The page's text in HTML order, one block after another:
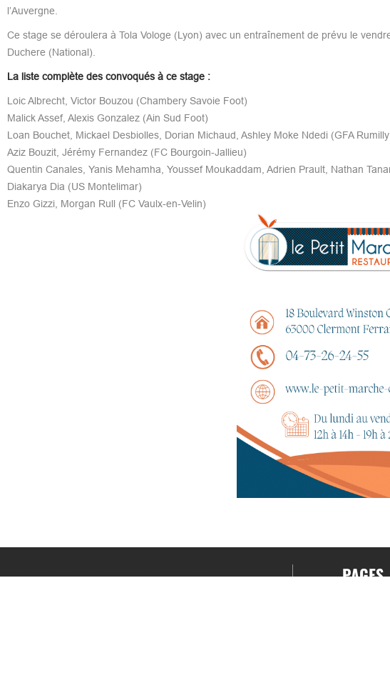
l’Auvergne.
Ce stage se déroulera à Tola Vologe (Lyon) avec un entraînement de prévu le
Duchere (National).
La liste complète des convoqués à ce stage :
Loic Albrecht, Victor Bouzou (Chambery Savoie Foot)
Malick Assef, Alexis Gonzalez (Ain Sud Foot)
Loan Bouchet, Mickael Desbiolles, Dorian Michaud, Ashley Moke Ndedi (GFA
Aziz Bouzit, Jérémy Fernandez (FC Bourgoin-Jallieu)
Quentin Canales, Yanis Mehamha, Youssef Moukaddam, Adrien Prault, Nathan
Diakarya Dia (US Montelimar)
Enzo Gizzi, Morgan Rull (FC Vaulx-en-Velin)
PAGES